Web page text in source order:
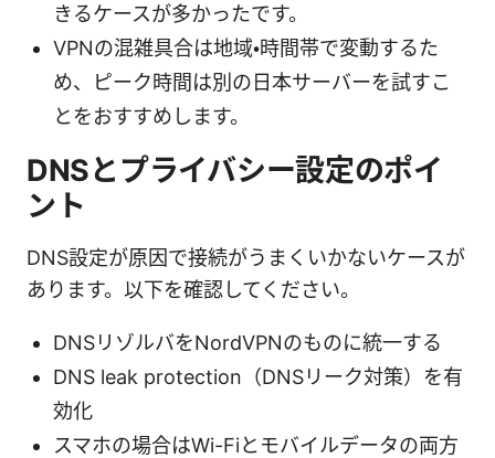
きるケースが多かったです。
VPNの混雑具合は地域・時間帯で変動するた
め、ピーク時間は別の日本サーバーを試すこ
とをおすすめします。
DNSとプライバシー設定のポイ
ント
DNS設定が原因で接続がうまくいかないケースが
あります。以下を確認してください。
DNSリゾルバをNordVPNのものに統一する
DNS leak protection（DNSリーク対策）を有
効化
スマホの場合はWi-Fiとモバイルデータの両方